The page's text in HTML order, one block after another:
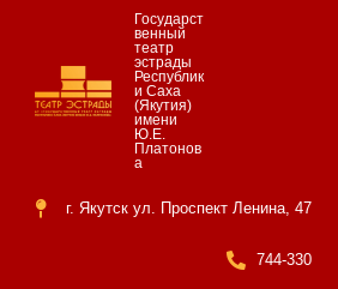
Государст
венный
театр
эстрады
Республик
и Саха
(Якутия)
имени
Ю.Е.
Платонов
а
г. Якутск ул. Проспект Ленина, 47
744-330